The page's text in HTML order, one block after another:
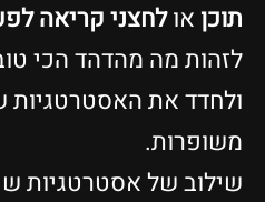
תוכן אולחצני קריאה
לזהות מה מהדהד הכי
ולחדד את האסטרטגיות
משופרות.
שילוב של אסטרטגיות